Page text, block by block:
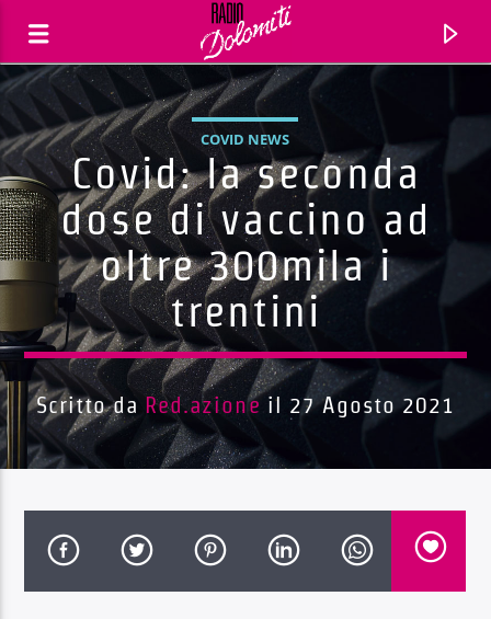
Traccia corrente
Titolo
Artista
COVID NEWS
Covid: la seconda
dose di vaccino ad
oltre 300mila i
trentini
Scritto da Red.azione il 27 Agosto 2021